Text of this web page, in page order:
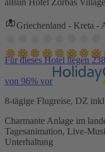
Griechenland - Kreta -
Für dieses Hotel liegen
von 96% vor
8-tägige Flugreise, DZ
Charmante Anlage im
Tagesanimation, Live-
Unterhaltung